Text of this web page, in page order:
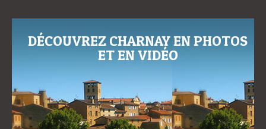
DÉCOUVREZ CHARNAY EN PHOTOS
ET EN VIDÉO